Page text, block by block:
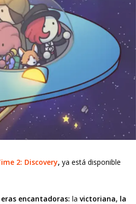
2: Discovery, ya está disponible
eras encantadoras: la victoriana, la